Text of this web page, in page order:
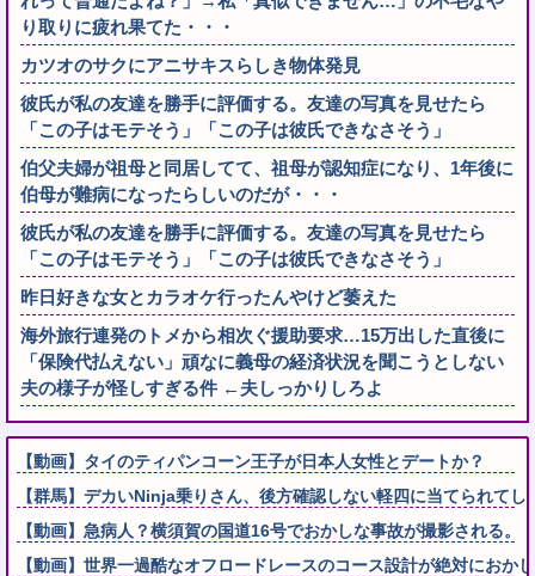
り取りに疲れ果てた・・・
カツオのサクにアニサキスらしき物体発見
彼氏が私の友達を勝手に評価する。友達の写真を見せたら
「この子はモテそう」「この子は彼氏できなさそう」
伯父夫婦が祖母と同居してて、祖母が認知症になり、1年後に
伯母が難病になったらしいのだが・・・
彼氏が私の友達を勝手に評価する。友達の写真を見せたら
「この子はモテそう」「この子は彼氏できなさそう」
昨日好きな女とカラオケ行ったんやけど萎えた
海外旅行連発のトメから相次ぐ援助要求…15万出した直後に
「保険代払えない」頑なに義母の経済状況を聞こうとしない
夫の様子が怪しすぎる件 ←夫しっかりしろよ
【動画】タイのティパンコーン王子が日本人女性とデートか？
【群馬】デカいNinja乗りさん、後方確認しない軽四に当てられてし
【動画】急病人？横須賀の国道16号でおかしな事故が撮影される。
【動画】世界一過酷なオフロードレースのコース設計が絶対におか